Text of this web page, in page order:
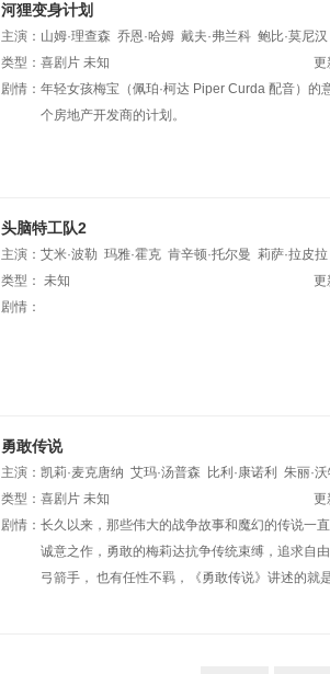
河狸变身计划
主演： 山姆·理查森 乔恩·哈姆 戴夫·弗兰科 鲍比·莫尼汉
维亚西诺尔 爱德华多·弗兰科 艾戈·乌迪
类型： 喜剧片 未知
更
剧情： 年轻女孩梅宝（佩珀·柯达 Piper Curda 配音）
个房地产开发商的计划。
头脑特工队2
主演： 艾米·波勒 玛雅·霍克 肯辛顿·托尔曼 莉萨·拉皮拉
阿黛尔·艾克萨勒霍布洛斯
朱恩·斯奎
夫·波赛尔
类型： 未知
更
剧情：
勇敢传说
主演： 凯莉·麦克唐纳 艾玛·汤普森 比利·康诺利
朱丽·
里 卡勒姆·奥尼尔 史蒂
类型： 喜剧片 未知
更
剧情： 长久以来，那些伟大的战争故事和魔幻的传说一
诚意之作，勇敢的梅莉达抗争传统束缚，追求自
弓箭手， 也有任性不羁，《勇敢传说》讲述的